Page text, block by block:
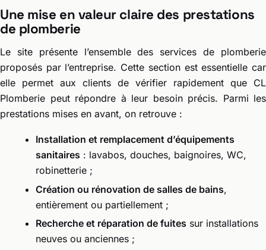
Une mise en valeur claire des prestations
de plomberie
Le site présente l’ensemble des services de plomberie
proposés par l’entreprise. Cette section est essentielle car
elle permet aux clients de vérifier rapidement que CL
Plomberie peut répondre à leur besoin précis. Parmi les
prestations mises en avant, on retrouve :
Installation et remplacement d’équipements
sanitaires : lavabos, douches, baignoires, WC,
robinetterie ;
Création ou rénovation de salles de bains,
entièrement ou partiellement ;
Recherche et réparation de fuites sur installations
neuves ou anciennes ;